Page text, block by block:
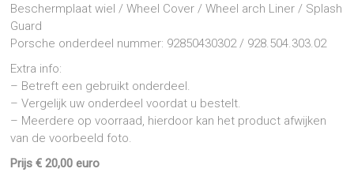
Beschermplaat wiel / Wheel Cover / Wheel arch Liner / Splash
Guard
Porsche onderdeel nummer: 92850430302 / 928.504.303.02
Extra info:
– Betreft een gebruikt onderdeel.
– Vergelijk uw onderdeel voordat u bestelt.
– Meerdere op voorraad, hierdoor kan het product afwijken
van de voorbeeld foto.
Prijs € 20,00 euro